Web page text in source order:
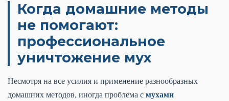
Когда домашние методы
не помогают:
профессиональное
уничтожение мух
Несмотря на все усилия и применение разнообразных
домашних методов, иногда проблема смухами